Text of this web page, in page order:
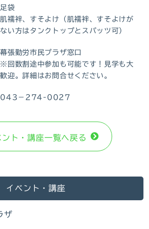
足袋
肌襦袢、すそよけ（肌襦袢、すそよけが
ない方はタンクトップとスパッツ可）
幕張勤労市民プラザ窓口
※回数割途中参加も可能です！見学も大
歓迎。詳細はお問合せください。
043－274-0027
ント・講座⼀覧へ戻る
イベント・講座
ザ